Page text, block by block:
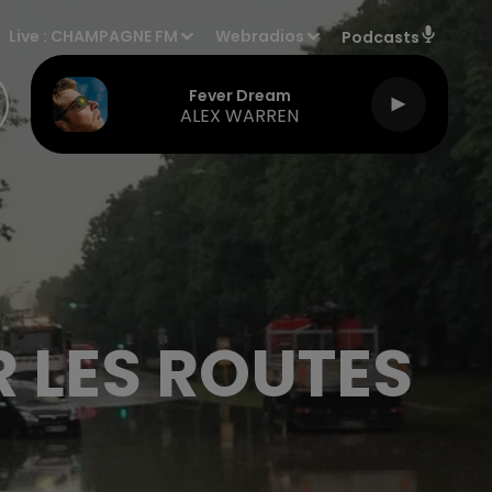
Live : CHAMPAGNE FM Webradios Podcasts
Fever Dream
ALEX WARREN
ROUTES